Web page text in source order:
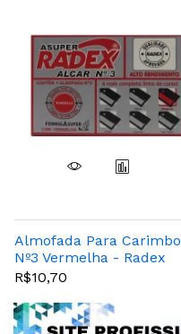
Almofada Para Carimbo
Nº3 Vermelha - Radex
R$10,70